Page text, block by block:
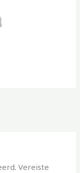
Vereiste